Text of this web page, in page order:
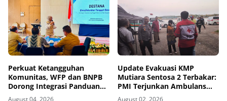
Perkuat Ketangguhan
Komunitas, WFP dan BNPB
Dorong Integrasi Panduan
AMPD dalam Pendekatan
August 04, 2026
Update Evakuasi KMP
Mutiara Sentosa 2 Terbakar:
PMI Terjunkan Ambulans
dan Personel
August 02, 2026